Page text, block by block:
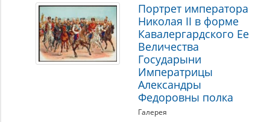
Портрет императора
Николая II в форме
Кавалергардского Ее
Величества
Государыни
Императрицы
Александры
Федоровны полка
Галерея